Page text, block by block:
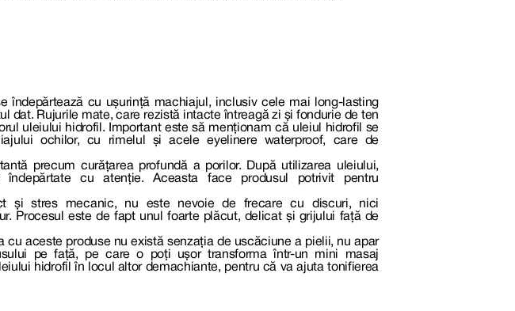
îndepărtează cu ușurință machiajul, inclusiv cele mai long-lasting
dat. Rujurile mate, care rezistă intacte întreagă zi și fondurie de ten
uleiului hidrofil. Important este să menționam că uleiul hidrofil se
ochilor, cu rimelul și acele eyelinere waterproof, care de
precum curățarea profundă a porilor. După utilizarea uleiului,
cu atenție. Aceasta face produsul potrivit pentru
și stres mecanic, nu este nevoie de frecare cu discuri, nici
Procesul este de fapt unul foarte plăcut, delicat și grijului față de
aceste produse nu există senzația de uscăciune a pielii, nu apar
pe față, pe care o poți ușor transforma într-un mini masaj
hidrofil în locul altor demachiante, pentru că va ajuta tonifierea